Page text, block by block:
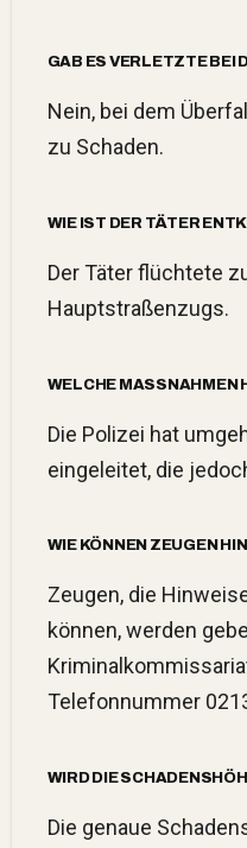
GAB ES VERLETZTE BEI
Nein, bei dem
zu Schaden.
WIE IST DER TÄTER
Der Täter flüchtete zu Fuß in Richtung des
Hauptstraßenzugs.
WELCHE MASSNAHMEN
Die Polizei hat umgehend eine Fahndung
eingeleitet, die
WIE KÖNNEN ZEUGEN
Zeugen, die Hinweise auf den Täter geben
können, werden
Telefonnummer
WIRD DIE
Die genaue Schadenshöhe ist noch